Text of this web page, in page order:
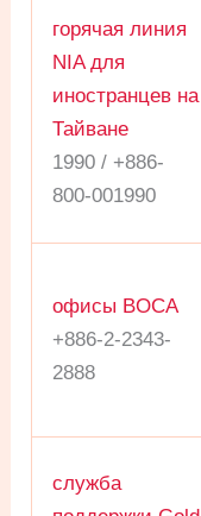
горячая линия
NIA для
иностранцев на
Тайване
1990 / +886-
800-001990
офисы BOCA
+886-2-2343-
2888
служба